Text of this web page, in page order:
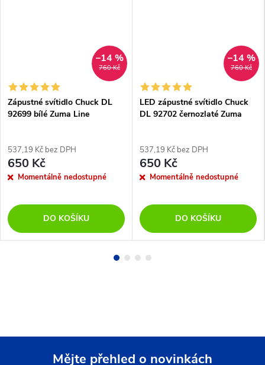
760 Kč
–14 %
Zápustné svítidlo Chuck DL
92699 bílé Zuma Line
537,19 Kč bez DPH
650 Kč
Momentálně nedostupné
DO KOŠÍKU
760 Kč
–14 %
LED zápustné svítidlo Chuck
DL 92702 černozlaté Zuma
537,19 Kč bez DPH
650 Kč
Momentálně nedostupné
DO KOŠÍKU
Mějte přehled o novinkách